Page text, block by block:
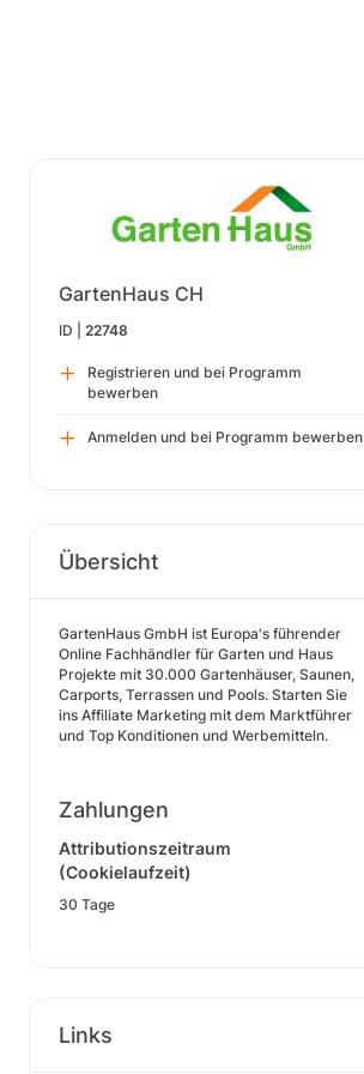
GartenHaus CH
ID | 22748
Registrieren und bei Programm
bewerben
Anmelden und bei Programm bewerben
Übersicht
GartenHaus GmbH ist Europa's führender
Online Fachhändler für Garten und Haus
Projekte mit 30.000 Gartenhäuser, Saunen,
Carports, Terrassen und Pools. Starten Sie
ins Affiliate Marketing mit dem Marktführer
und Top Konditionen und Werbemitteln.
Zahlungen
Attributionszeitraum
(Cookielaufzeit)
30 Tage
Links